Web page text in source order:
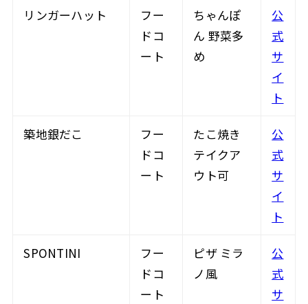
リンガーハット
フー
ドコ
ート
ちゃんぽ
ん 野菜多
め
公
式
サ
イ
ト
築地銀だこ
フー
ドコ
ート
たこ焼き
テイクア
ウト可
公
式
サ
イ
ト
SPONTINI
フー
ドコ
ート
ピザ ミラ
ノ風
公
式
サ